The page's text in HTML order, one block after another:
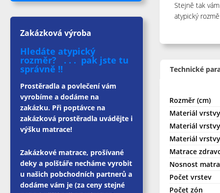
Stejně tak
atypický
Technické
Rozměr (cm)
Materiál
Materiál
Materiál
Matrace
Nosnost
Počet vrstev
Počet zón
Zakázková výroba
Hledáte atypický
rozměr? . . . pak jste tu
správně !!
Prostěradla a povlečení vám
vyrobíme a dodáme na
zakázku. Při poptávce na
zakázková prostěradla uvádějte i
výšku matrace!
Zakázkové matrace, prošívané
deky a polštáře necháme vyrobit
u našich pobchodních partnerů a
dodáme vám je (za ceny stejné